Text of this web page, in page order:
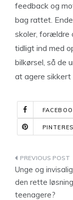
feedback og
bag rattet.
skoler, forældre
tidligt ind med
bilkørsel, så de
at agere sikkert
Unge og
den rette
teenagere?